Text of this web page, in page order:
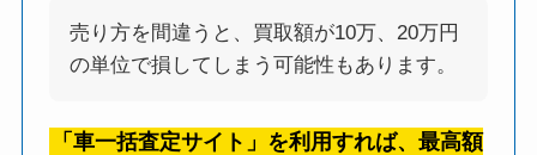
売り方を間違うと、買取額が10万、20万円
の単位で損してしまう可能性もあります。
「車一括査定サイト」を利用すれば、最高額